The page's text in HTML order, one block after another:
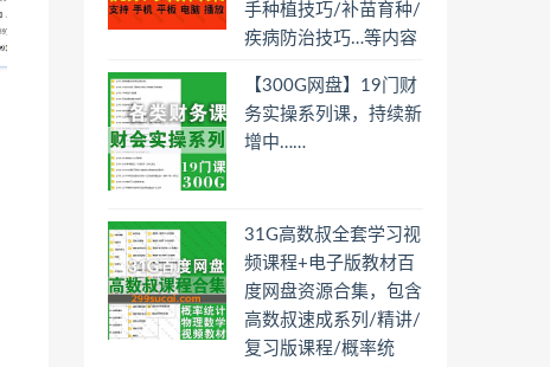
手种植技巧/补苗育种/
疾病防治技巧…等内容
【300G网盘】19门财
务实操系列课，持续新
增中……
31G高数叔全套学习视
频课程+电子版教材百
度网盘资源合集，包含
高数叔速成系列/精讲/
复习版课程/概率统